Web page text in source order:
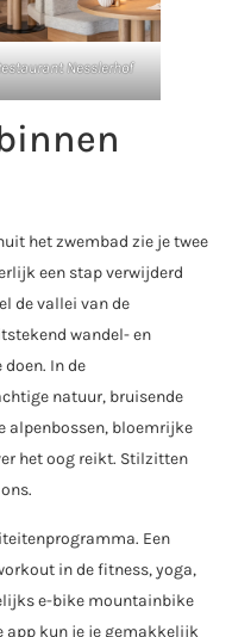
Nesslerhof
het zwembad zie je twee
een stap verwijderd
de vallei van de
wandel- en
In de
natuur, bruisende
alpenbossen, bloemrijke
het oog reikt. Stilzitten
Een
in de fitness, yoga,
e-bike mountainbike
app kun je je gemakkelijk